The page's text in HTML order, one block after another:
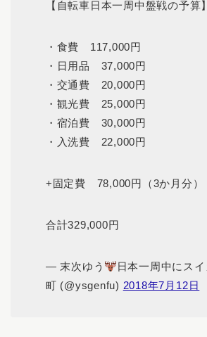
【自転車日本一周中盤戦の予算
・食費 117,000円
・日用品 37,000円
・交通費 20,000円
・観光費 25,000円
・宿泊費 30,000円
・入洗費 22,000円
+固定費 78,000円（3か月分）
合計329,000円
— 末次ゆう
日本一周中にス
町 (@ysgenfu) 2018年7月12日